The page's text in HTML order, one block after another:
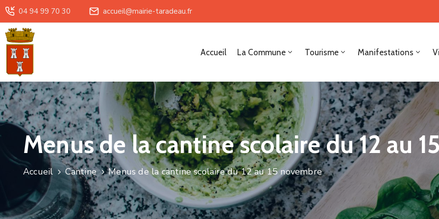
04 94 99 70 30 accueil@mairie-taradeau.fr
Accueil La Commune Tourisme Manifestations
Menus de la cantine scolaire du 12 au
Accueil Cantine Menus de la cantine scolaire du 12 au 15 novembre